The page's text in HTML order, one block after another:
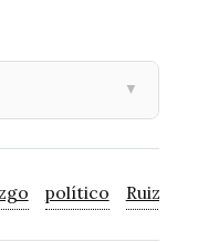
▼
político Ruiz